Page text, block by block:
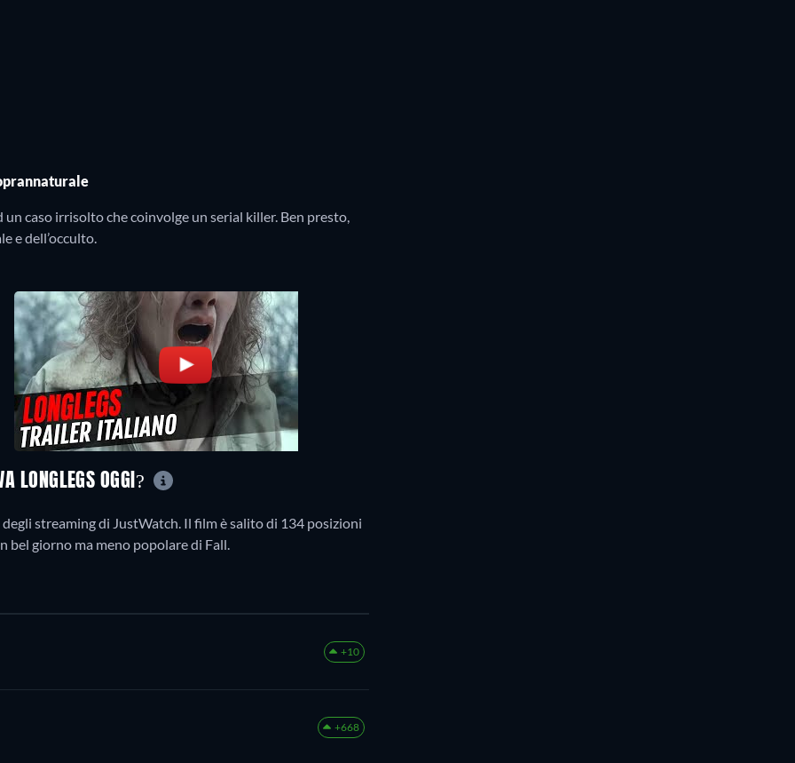
caso irrisolto che coinvolge un serial killer. Ben presto,
e dell’occulto.
LONGLEGS OGGI?
streaming di JustWatch. Il film è salito di 134 posizioni
bel giorno ma meno popolare di Fall.
+10
+668